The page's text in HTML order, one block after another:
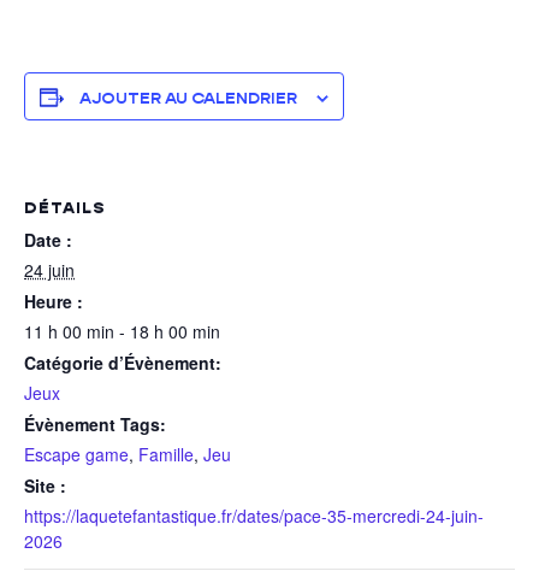
AJOUTER AU CALENDRIER
DÉTAILS
Date :
24 juin
Heure :
11 h 00 min - 18 h 00 min
Catégorie d’Évènement:
Jeux
Évènement Tags:
Escape game, Famille, Jeu
Site :
https://laquetefantastique.fr/dates/pace-35-mercredi-24-juin-
2026